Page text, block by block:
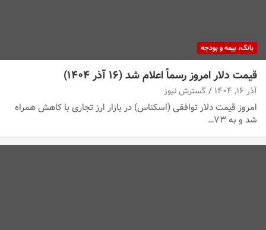
بانک، بیمه و بودجه
قیمت دلار امروز رسماً اعلام شد (۱۶ آذر ۱۴۰۴)
آذر ۱۶, ۱۴۰۴ گسترش نیوز
امروز قیمت دلار توافقی (اسکناس) در بازار ارز تجاری با کاهش همراه
شد و به ۷۳…